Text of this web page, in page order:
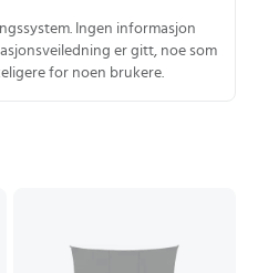
Ingen informasjon
er gitt, noe som
for noen brukere.